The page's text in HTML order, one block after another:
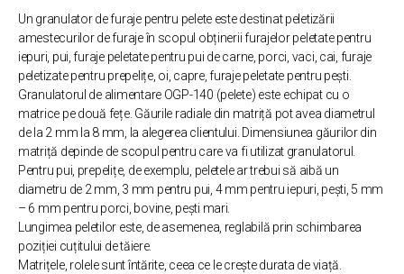
Un granulator de furaje pentru pelete este destinat peletizării
amestecurilor de furaje în scopul obținerii furajelor peletate pentru
iepuri, pui, furaje peletate pentru pui de carne, porci, vaci, cai, furaje
peletizate pentru prepelițe, oi, capre, furaje peletate pentru pești.
Granulatorul de alimentare OGP-140 (pelete) este echipat cu o
matrice pe două fețe. Găurile radiale din matriță pot avea diametrul
de la 2 mm la 8 mm, la alegerea clientului. Dimensiunea găurilor din
matriță depinde de scopul pentru care va fi utilizat granulatorul.
Pentru pui, prepelițe, de exemplu, peletele ar trebui să aibă un
diametru de 2 mm, 3 mm pentru pui, 4 mm pentru iepuri, pești, 5 mm
– 6 mm pentru porci, bovine, pești mari.
Lungimea peletilor este, de asemenea, reglabilă prin schimbarea
poziției cuțitului de tăiere.
Matrițele, rolele sunt întărite, ceea ce le crește durata de viață.